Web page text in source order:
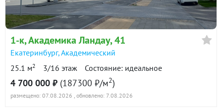
✅ Цена 5.95 млн. р.
✅ Возможен любой вид оплаты.
в продаже 101300 ₽/м²
Показать всю историю: 30 предложений →
1-к, Академика Ландау, 41
Екатеринбург,Академический
25.1 м2 3/16 этаж Состояние: идеальное
4 700 000 ₽ (187300 ₽/м2)
размещено: 07.08.2026 , обновлено: 7.08.2026